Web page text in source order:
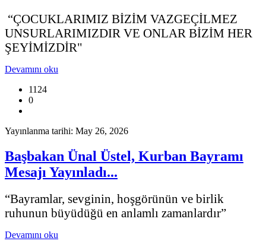
“ÇOCUKLARIMIZ BİZİM VAZGEÇİLMEZ
UNSURLARIMIZDIR VE ONLAR BİZİM HER
ŞEYİMİZDİR"
Devamını oku
1124
0
Yayınlanma tarihi: May 26, 2026
Başbakan Ünal Üstel, Kurban Bayramı
Mesajı Yayınladı...
“Bayramlar, sevginin, hoşgörünün ve birlik
ruhunun büyüdüğü en anlamlı zamanlardır”
Devamını oku